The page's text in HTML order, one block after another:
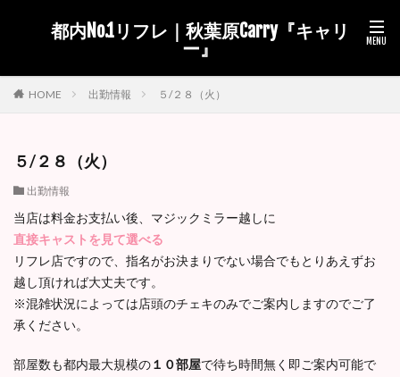
都内No.1リフレ｜秋葉原Carry『キャリ
ー』
HOME 出勤情報 ５/２８（火）
５/２８（火）
出勤情報
当店は料金お支払い後、マジックミラー越しに
直接キャストを見て選べる
リフレ店ですので、指名がお決まりでない場合でもとりあえずお
越し頂ければ大丈夫です。
※混雑状況によっては店頭のチェキのみでご案内しますのでご了
承ください。
部屋数も都内最大規模の１０部屋で待ち時間無く即ご案内可能で